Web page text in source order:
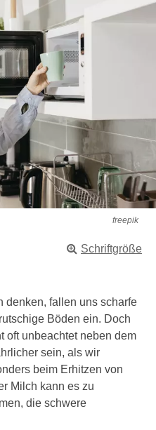
freepik
Schriftgröße
denken, fallen uns scharfe
Böden ein. Doch
oft unbeachtet neben dem
sein, als wir
beim Erhitzen von
Milch kann es zu
die schwere